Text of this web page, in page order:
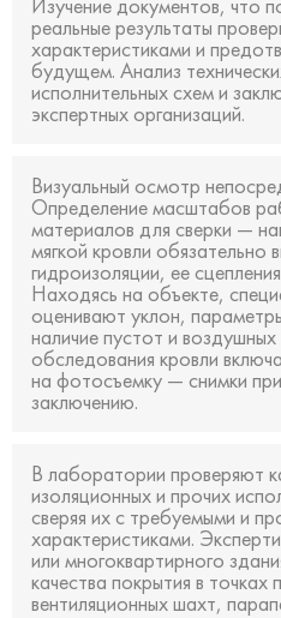
реальные результаты
характеристиками и
будущем. Анализ
исполнительных схем и
экспертных организаций.
Визуальный осмотр
Определение масштабов
материалов для сверки —
мягкой кровли обязательно
гидроизоляции, ее
Находясь на объекте,
оценивают уклон,
наличие пустот и
обследования кровли
на фотосъемку — снимки
заключению.
В лаборатории проверяют
изоляционных и прочих
сверяя их с требуемыми и
характеристиками.
или многоквартирного
качества покрытия в
вентиляционных шахт,